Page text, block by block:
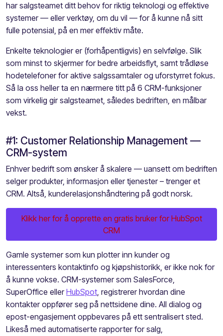
har salgsteamet ditt behov for riktig teknologi og effektive
systemer — ellerverktøy, om du vil — for å kunne nå sitt
fulle potensial, på en mer effektiv måte.
Enkelte teknologierer (forhåpentligvis) en selvfølge. Slik
som minst to skjermerfor bedre arbeidsflyt, samt trådløse
hodetelefoner for aktive salgssamtaler og uforstyrret fokus.
Så la oss heller ta en nærmere titt på 6 CRM-funksjoner
som virkelig gir salgsteamet, således bedriften, en målbar
vekst.
#1: Customer Relationship Management —
CRM-system
Enhver bedrift som ønsker å skalere — uansett om bedriften
selger produkter, informasjon eller tjenester– trenger et
CRM. Altså, kunderelasjonshåndtering på godt norsk.
Klikk her for å opprette en gratis bruker for HubSpot
CRM
Gamle systemer som kun plotter inn kunder og
interessenters kontaktinfo og kjøpshistorikk, er ikke nok for
å kunne vokse. CRM-systemer som SalesForce,
SuperOffice ellerHubSpot, registrerer hvordan dine
kontakteroppfører seg på nettsidene dine. All dialog og
epost-engasjement oppbevares på ett sentralisert sted.
Likeså med automatiserte rapporter for salg,